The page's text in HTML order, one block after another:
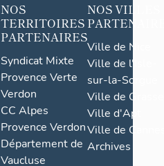
NOS
TERRITOIRES
PARTENAIRES
Syndicat Mixte
Provence Verte
Verdon
CC Alpes
Provence Verdon
Département de
Vaucluse
NOS VILLES
Ville de Nice
Ville de l'Isle-
sur-la-Sorgue
Ville de Grasse
Ville d'Apt
Ville de
Archives